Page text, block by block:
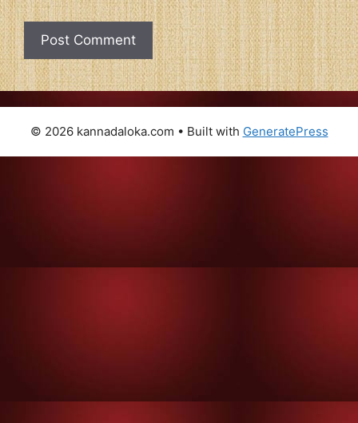
© 2026 kannadaloka.com • Built with GeneratePress